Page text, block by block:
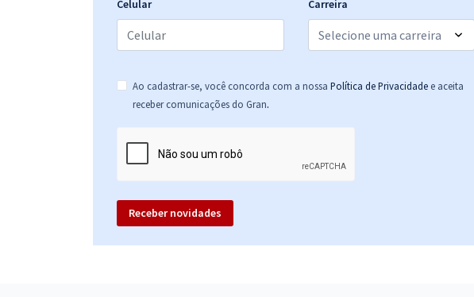
CFMV - Conselho Federal de Medicina Veterinária -
Marketing (Código 103) - Módulo Especial
R$ 95,92à vista
7,99
(-20%)
CFMV - Conselho Federal de Medicina Veterinária -
Conhecimentos Básicos para Todos os Cargos
Celular Carreira
Ao cadastrar-se, você concorda com a nossa Política de Privacidade e aceita
receber comunicações do Gran.
Receber novidades